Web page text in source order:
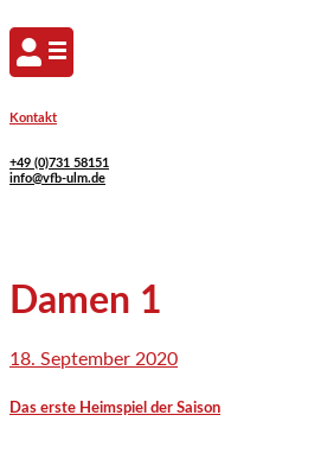
Kontakt
+49 (0)731 58151
info@vfb-ulm.de
Damen 1
18. September 2020
Das erste Heimspiel der Saison